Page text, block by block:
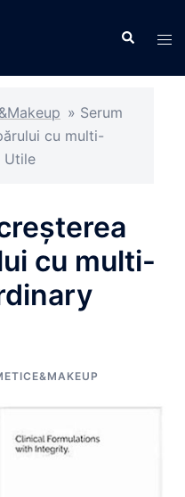
Caută
» Serum
cu multi-
Utile
cu multi-